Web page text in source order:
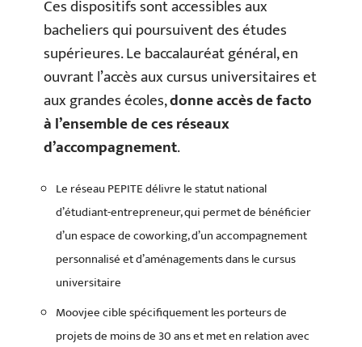
Ces dispositifs sont accessibles aux
bacheliers qui poursuivent des études
supérieures. Le baccalauréat général, en
ouvrant l’accès aux cursus universitaires et
aux grandes écoles,donne accès de facto
à l’ensemble de ces réseaux
d’accompagnement.
Le réseau PEPITE délivre le statut national
d’étudiant-entrepreneur, qui permet de bénéficier
d’un espace de coworking, d’un accompagnement
personnalisé et d’aménagements dans le cursus
universitaire
Moovjee cible spécifiquement les porteurs de
projets de moins de 30 ans et met en relation avec